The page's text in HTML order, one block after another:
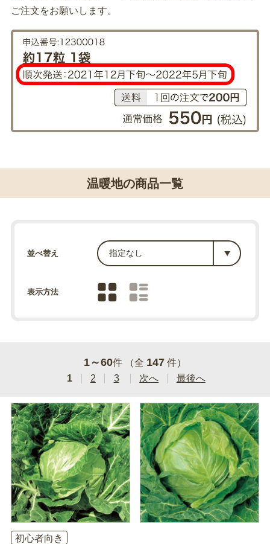
ご注文をお願いします。
温暖地の商品一覧
並べ替え
表示方法
1～60件 （全 147 件）
1
2 3 次へ 最後へ
初心者向き